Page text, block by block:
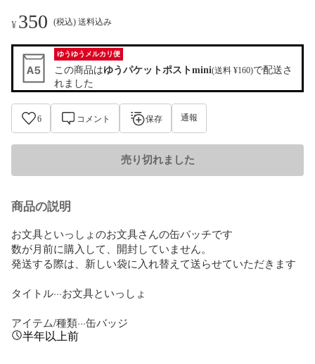
¥350 (税込) 送料込み
ゆうゆうメルカリ便
この商品はゆうパケットポストmini(送料 ¥160)で配送さ
れました
6 コメント 保存 通報
売り切れました
商品の説明
お文具といっしょのお文具さんの缶バッチです
数が月前に購入して、開封していません。
発送する際は、新しい袋に入れ替えて送らせていただきます
タイトル···お文具といっしょ
アイテム/種類···缶バッジ
半年以上前